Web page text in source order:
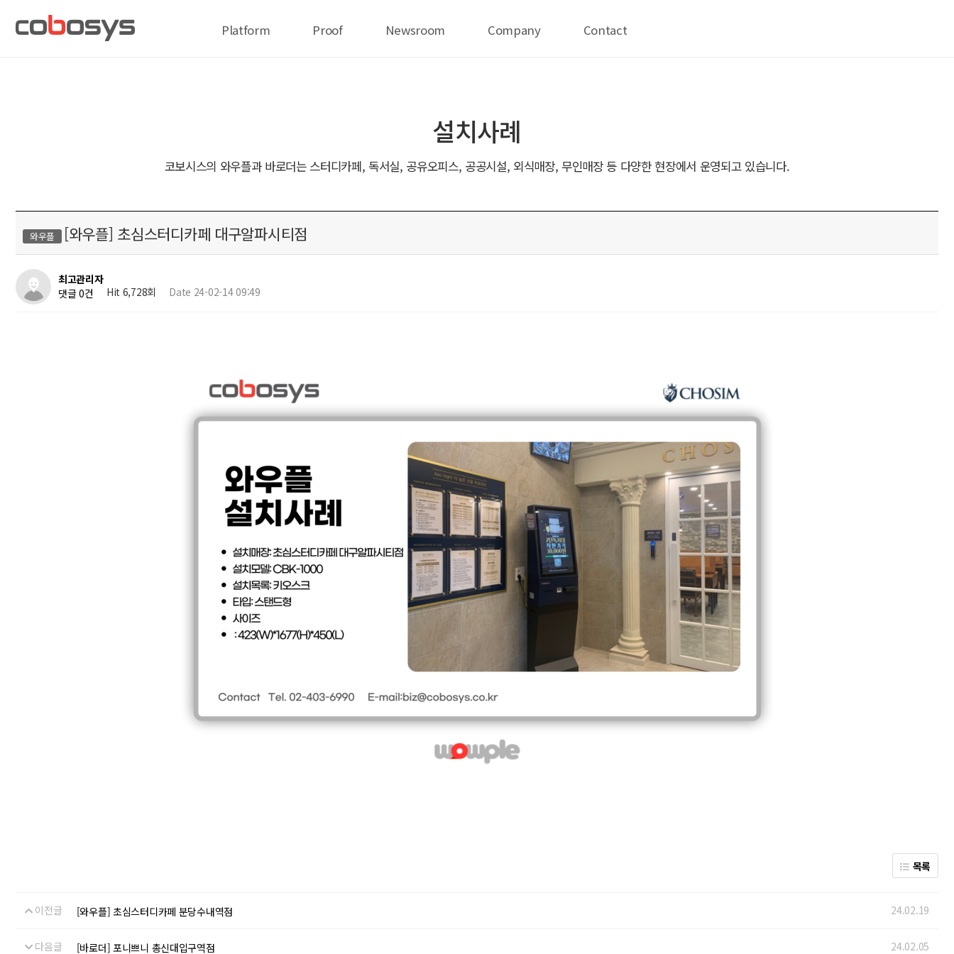
Platform Proof Newsroom Company Contact
설치사례
코보시스의 와우플과 바로더는 스터디카페, 독서실, 공유오피스, 공공시설, 외식매장, 무인매장 등 다양한 현장에서 운영되고 있습니다.
와우플 [와우플] 초심스터디카페 대구알파시티점
최고관리자
댓글 0건
Hit 6,728회 Date 24-02-14 09:49
목록
이전글 [와우플] 초심스터디카페 분당수내역점 24.02.19
다음글 [바로더] 포니쁘니 총신대입구역점 24.02.05